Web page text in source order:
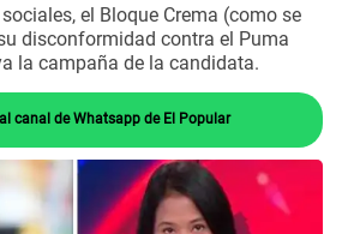
el Bloque Crema (como se
disconformidad contra el Puma
la campaña de la candidata.
canal de Whatsapp de El Popular